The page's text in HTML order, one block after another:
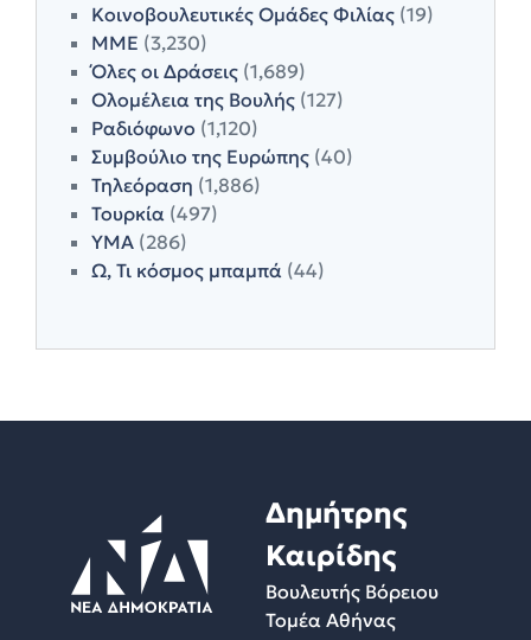
Κοινοβουλευτικές Ομάδες Φιλίας (19)
ΜΜΕ (3,230)
Όλες οι Δράσεις (1,689)
Ολομέλεια της Βουλής (127)
Ραδιόφωνο (1,120)
Συμβούλιο της Ευρώπης (40)
Τηλεόραση (1,886)
Τουρκία (497)
ΥΜΑ (286)
Ω, Τι κόσμος μπαμπά (44)
Δημήτρης
Καιρίδης
Βουλευτής Βόρειου
Τομέα Αθήνας